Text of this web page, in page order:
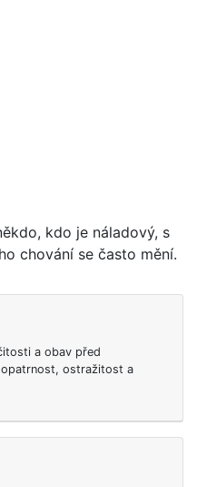
kdo je náladový, s
chování se často mění.
a obav před
ostražitost a